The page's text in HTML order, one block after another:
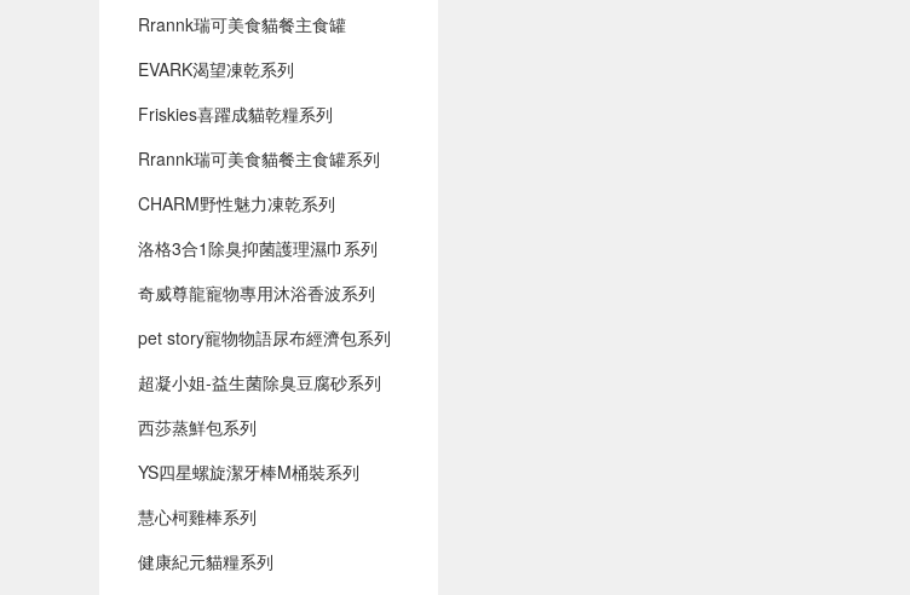
Rrannk瑞可美食貓餐主食罐
EVARK渴望凍乾系列
Friskies喜躍成貓乾糧系列
Rrannk瑞可美食貓餐主食罐系列
CHARM野性魅力凍乾系列
洛格3合1除臭抑菌護理濕巾系列
奇威尊龍寵物專用沐浴香波系列
pet story寵物物語尿布經濟包系列
超凝小姐-益生菌除臭豆腐砂系列
西莎蒸鮮包系列
YS四星螺旋潔牙棒M桶裝系列
慧心柯雞棒系列
健康紀元貓糧系列